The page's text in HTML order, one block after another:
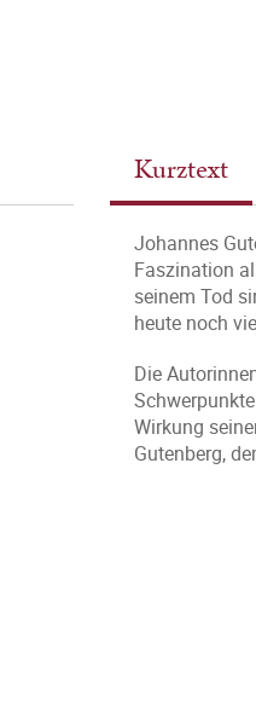
Kurztext
Johannes
Faszination
seinem Tod
heute noch
Die
Wirkung
Gutenberg,